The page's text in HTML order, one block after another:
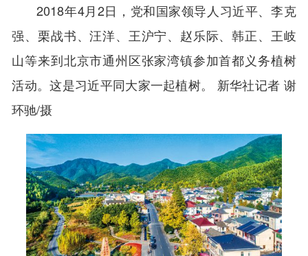
2018年4月2日，党和国家领导人习近平、李克
强、栗战书、汪洋、王沪宁、赵乐际、韩正、王岐
山等来到北京市通州区张家湾镇参加首都义务植树
活动。这是习近平同大家一起植树。 新华社记者 谢
环驰/摄